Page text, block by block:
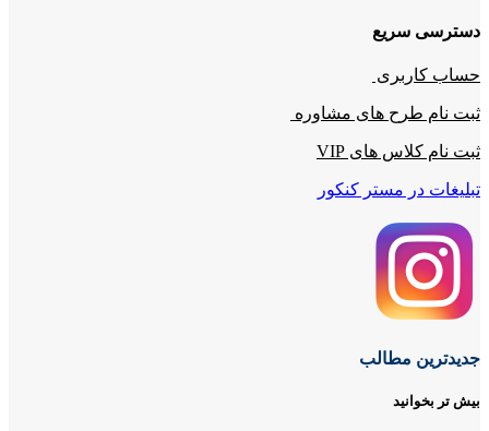
دسترسی سریع
حساب کاربری
ثبت نام طرح های مشاوره
ثبت نام کلاس های VIP
تبلیغات در مستر کنکور
جدیدترین مطالب
بیش تر بخوانید